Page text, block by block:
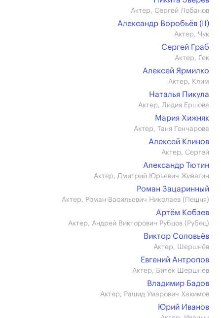
Актер, Сергей Лобанов
Александр Воробьёв (II)
Актер, Чук
Сергей Граб
Актер, Гек
Алексей Ярмилко
Актер, Клим
Наталья Пикула
Актер, Лидия Ершова
Мария Хижняк
Актер, Таня Гончарова
Алексей Клинов
Актер, Сергей
Александр Тютин
Актер, Дмитрий Юрьевич Живагин
Роман Зацаринный
Актер, Роман Васильевич Николаев (Пешня)
Артём Кобзев
Актер, Андрей Викторович Рубцов (Рубец)
Виктор Соловьёв
Актер, Шершнёв
Евгений Антропов
Актер, Витёк Шершнёв
Владимир Бадов
Актер, Рашид Умарович Хакимов
Юрий Иванов